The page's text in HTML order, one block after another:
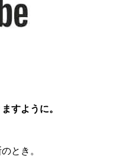
すように。
とき。